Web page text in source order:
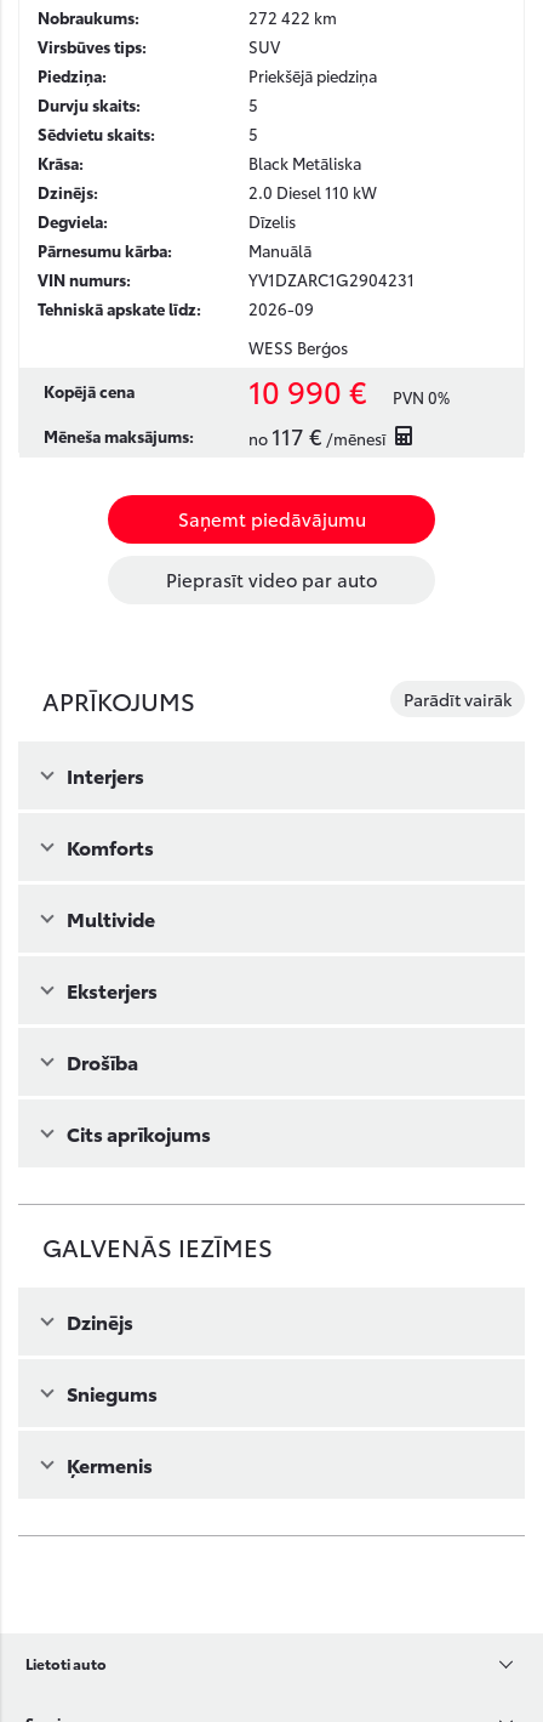
Nobraukums:
272 422 km
Virsbūves tips:
SUV
Piedziņa:
Priekšējā piedziņa
Durvju skaits:
5
Sēdvietu skaits:
5
Krāsa:
Black Metāliska
Dzinējs:
2.0 Diesel 110 kW
Degviela:
Dīzelis
Pārnesumu kārba:
Manuālā
VIN numurs:
YV1DZARC1G2904231
Tehniskā apskate līdz:
2026-09
WESS Berģos
Kopējā cena
10 990 €
PVN 0%
Mēneša maksājums:
no 117 € /mēnesī
Saņemt piedāvājumu
Pieprasīt video par auto
Parādīt vairāk
APRĪKOJUMS
Interjers
Komforts
Multivide
Eksterjers
Drošība
Cits aprīkojums
GALVENĀS IEZĪMES
Dzinējs
Sniegums
Ķermenis
Lietoti auto